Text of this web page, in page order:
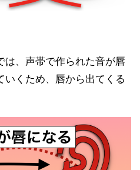
は、声帯で作られた音が唇
いくため、唇から出てくる